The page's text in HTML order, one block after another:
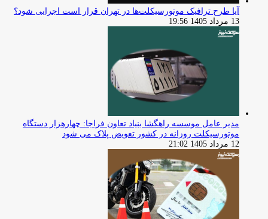
آیا طرح ترافیک موتورسیکلت‌ها در تهران قرار است اجرایی شود؟
13 مرداد 1405 19:56
مدیر عامل موسسه راهگشا بنیاد تعاون فراجا: چهارهزار دستگاه
موتورسیکلت روزانه در کشور تعویض پلاک می شود
12 مرداد 1405 21:02